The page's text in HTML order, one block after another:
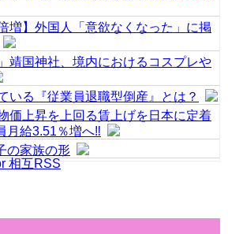
増】外国人「意欲なくなった」に掲
靖国神社、境内におけるコスプレや
いる『従業員退職型倒産』とは？
価上昇を上回る賃上げを日本に定着
月給3.51％増へ‼
の家族の形
相互RSS